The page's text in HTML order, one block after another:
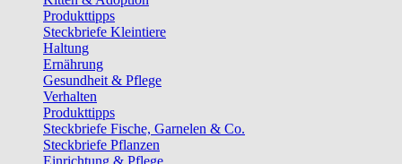
Produkttipps
Steckbriefe Kleintiere
Haltung
Ernährung
Gesundheit & Pflege
Verhalten
Produkttipps
Steckbriefe Fische, Garnelen & Co.
Steckbriefe Pflanzen
Einrichtung & Pflege